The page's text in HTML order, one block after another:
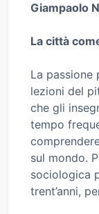
Giampaolo
La città
La passione
lezioni del
che gli
tempo
sul mondo.
sociologica
trent’anni,